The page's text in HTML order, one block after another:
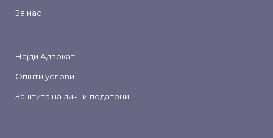
За нас
Најди Адвокат
Општи услови
Заштита на лични податоци